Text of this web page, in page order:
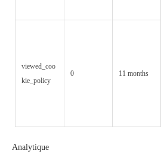
viewed_coo
kie_policy
0 11 months
Analytique